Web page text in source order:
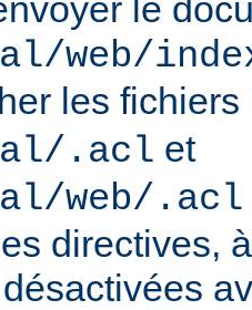
le
web/
les fichiers
.acl et
web/.acl
directives,